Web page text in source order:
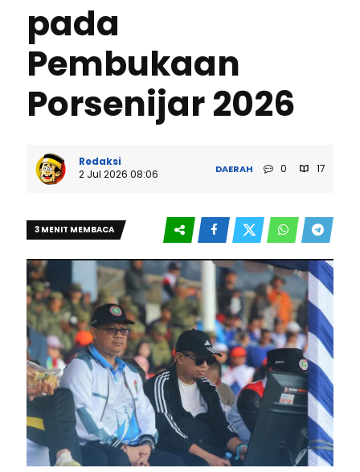
pada
Pembukaan
Porsenijar 2026
Redaksi
2 Jul 2026 08:06
DAERAH 0 17
3 MENIT MEMBACA